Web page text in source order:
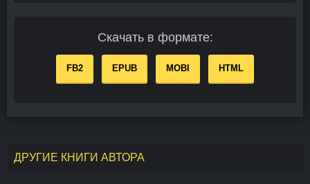
Скачать в формате:
FB2 EPUB MOBI HTML
ДРУГИЕ КНИГИ АВТОРА